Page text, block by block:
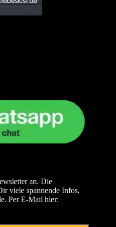
an. Die
viele spannende Infos,
Per E-Mail hier: